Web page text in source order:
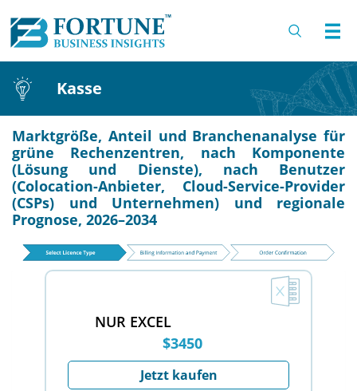
Kasse
Marktgröße, Anteil und Branchenanalyse für
grüne Rechenzentren, nach Komponente
(Lösung und Dienste), nach Benutzer
(Colocation-Anbieter, Cloud-Service-Provider
(CSPs) und Unternehmen) und regionale
Prognose, 2026–2034
NUR EXCEL
$3450
Jetzt kaufen